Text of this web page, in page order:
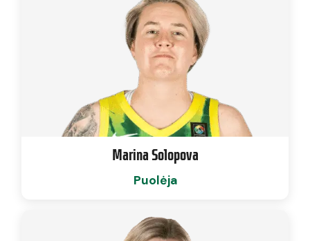
Marina Solopova
Puolėja